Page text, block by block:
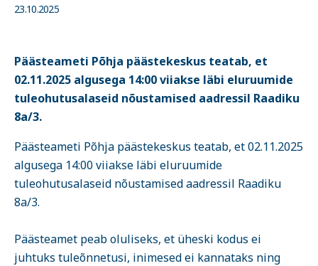
23.10.2025
Päästeameti Põhja päästekeskus teatab, et
02.11.2025 algusega 14:00 viiakse läbi eluruumide
tuleohutusalaseid nõustamised aadressil Raadiku
8a/3.
Päästeameti Põhja päästekeskus teatab, et 02.11.2025
algusega 14:00 viiakse läbi eluruumide
tuleohutusalaseid nõustamised aadressil Raadiku
8a/3.
Päästeamet peab oluliseks, et üheski kodus ei
juhtuks tuleõnnetusi, inimesed ei kannataks ning